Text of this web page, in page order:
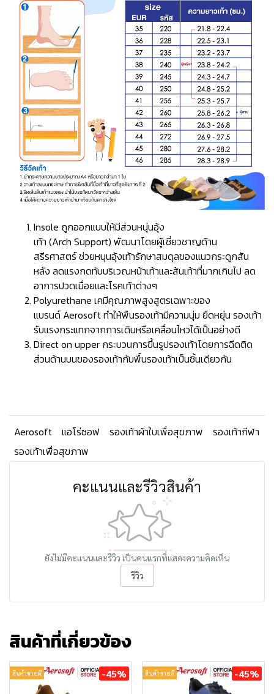
Insole ถูกออกแบบให้มีส่วนหนุ่นอุ้ง
เท้า (Arch Support) พัฒนาโดยผู้เชี่ยวชาญด้าน
สรีรศาสตร์ ช่วยหนุนอุ้งเท้ารักษาสมดุลของแนวกระดูกสัน
หลัง ลดแรงกดทับบริเวณหน้าเท้าและส้นเท้าที่มากเกินไป ลด
อาการปวดเมื่อยและโรคเท้าต่างๆ
Polyurethane เคมีคุณภาพสูงสูตรเฉพาะของ
แบรนด์ Aerosoft ทำให้พืนรองเท้ามีความนุ่ม ยืดหยุ่น รองเท้า
รับแรงกระแทกจากการเดินหรือเคลื่อนไหวได้เป็นอย่างดี
Direct on upper กระบวนการขึ้นรูปรองเท้าโดยการฉีดติด
ส่วนด้านบนของรองเท้ากับพื้นรองเท้าเป็นชิ้นเดียวกัน
Aerosoft แอโร่ซอฟ รองเท้าผ้าใบเพื่อสุขภาพ
รองเท้ากีฬา
รองเท้าเพื่อสุขภาพ
คะแนนและรีวิวสินค้า
ยังไม่มีคะแนนและรีวิว เป็นคนแรกที่แสดงความคิดเห็น
รีวิว
สินค้าที่เกี่ยวข้อง
สินค้าขายดี -45% สินค้าขายดี -45%